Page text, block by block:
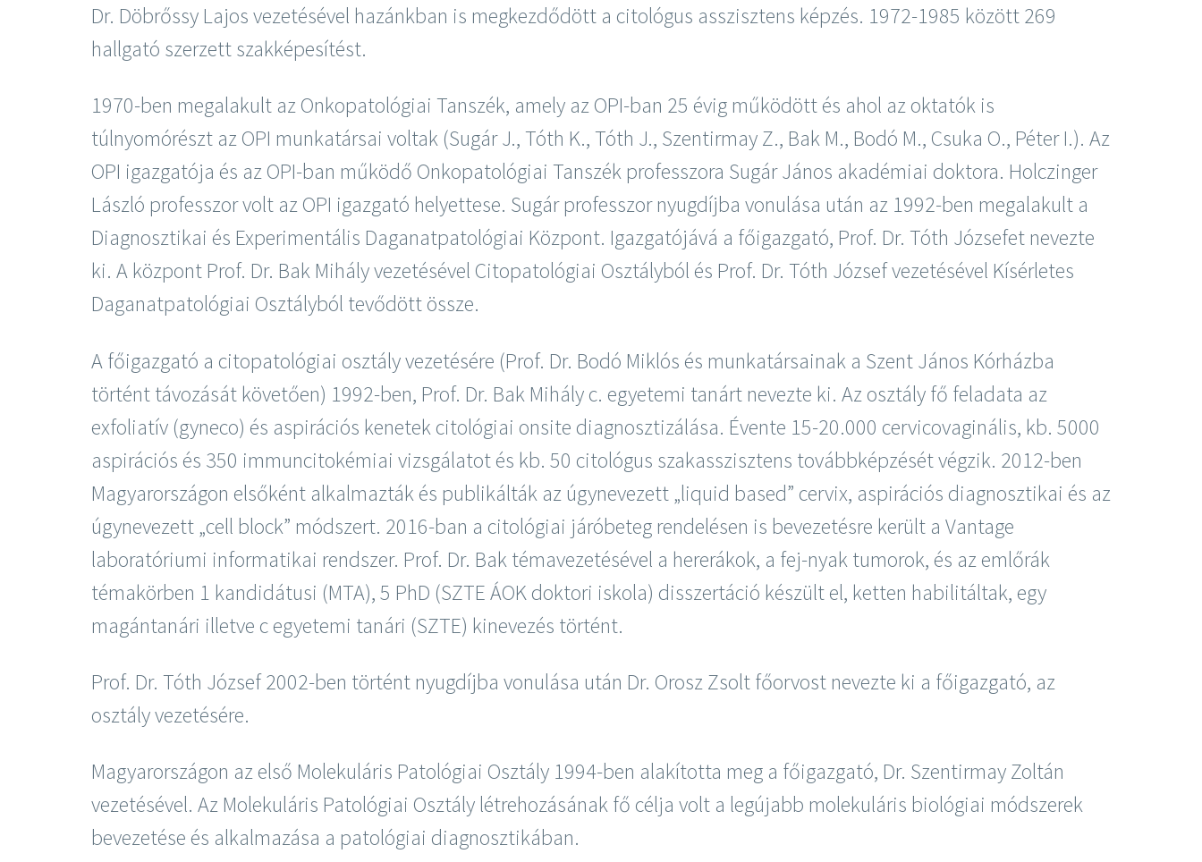
Dr. Döbrőssy Lajos vezetésével hazánkban is megkezdődött a citológus asszisztens képzés. 1972-1985 között 269
hallgató szerzett szakképesítést.
1970-ben megalakult az Onkopatológiai Tanszék, amely az OPI-ban 25 évig működött és ahol az oktatók is
túlnyomórészt az OPI munkatársai voltak (Sugár J., Tóth K., Tóth J., Szentirmay Z., Bak M., Bodó M., Csuka O., Péter I.). Az
OPI igazgatója és az OPI-ban működő Onkopatológiai Tanszék professzora Sugár János akadémiai doktora. Holczinger
László professzor volt az OPI igazgató helyettese. Sugár professzor nyugdíjba vonulása után az 1992-ben megalakult a
Diagnosztikai és Experimentális Daganatpatológiai Központ. Igazgatójává a főigazgató, Prof. Dr. Tóth Józsefet nevezte
ki. A központ Prof. Dr. Bak Mihály vezetésével Citopatológiai Osztályból és Prof. Dr. Tóth József vezetésével Kísérletes
Daganatpatológiai Osztályból tevődött össze.
A főigazgató a citopatológiai osztály vezetésére (Prof. Dr. Bodó Miklós és munkatársainak a Szent János Kórházba
történt távozását követően) 1992-ben, Prof. Dr. Bak Mihály c. egyetemi tanárt nevezte ki. Az osztály fő feladata az
exfoliatív (gyneco) és aspirációs kenetek citológiai onsite diagnosztizálása. Évente 15-20.000 cervicovaginális, kb. 5000
aspirációs és 350 immuncitokémiai vizsgálatot és kb. 50 citológus szakasszisztens továbbképzését végzik. 2012-ben
Magyarországon elsőként alkalmazták és publikálták az úgynevezett „liquid based” cervix, aspirációs diagnosztikai és az
úgynevezett „cell block” módszert. 2016-ban a citológiai járóbeteg rendelésen is bevezetésre került a Vantage
laboratóriumi informatikai rendszer. Prof. Dr. Bak témavezetésével a hererákok, a fej-nyak tumorok, és az emlőrák
témakörben 1 kandidátusi (MTA), 5 PhD (SZTE ÁOK doktori iskola) disszertáció készült el, ketten habilitáltak, egy
magántanári illetve c egyetemi tanári (SZTE) kinevezés történt.
Prof. Dr. Tóth József 2002-ben történt nyugdíjba vonulása után Dr. Orosz Zsolt főorvost nevezte ki a főigazgató, az
osztály vezetésére.
Magyarországon az első Molekuláris Patológiai Osztály 1994-ben alakította meg a főigazgató, Dr. Szentirmay Zoltán
vezetésével. Az Molekuláris Patológiai Osztály létrehozásának fő célja volt a legújabb molekuláris biológiai módszerek
bevezetése és alkalmazása a patológiai diagnosztikában.